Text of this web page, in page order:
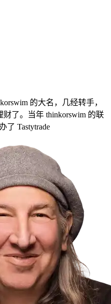
的大名，几经转手，
了。当年 thinkorswim 的联
了 Tastytrade